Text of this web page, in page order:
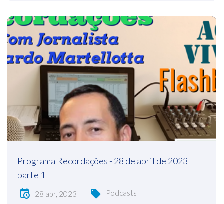
Programa Recordações - 28 de abril de 2023
parte 1
28 abr, 2023 Podcasts